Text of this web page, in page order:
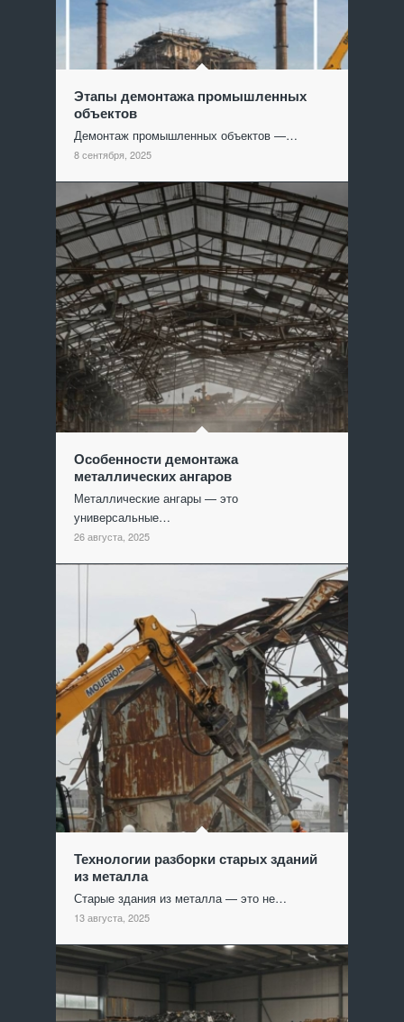
Этапы демонтажа промышленных
объектов
Демонтаж промышленных объектов —…
8 сентября, 2025
Особенности демонтажа
металлических ангаров
Металлические ангары — это
универсальные…
26 августа, 2025
Технологии разборки старых зданий
из металла
Старые здания из металла — это не…
13 августа, 2025